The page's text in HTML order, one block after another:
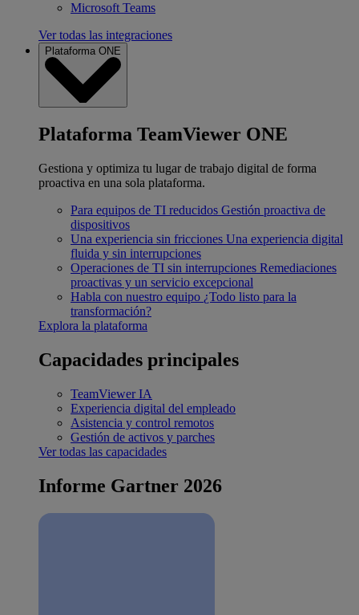
Microsoft Teams
Ver todas las integraciones
Plataforma ONE
Plataforma TeamViewer ONE
Gestiona y optimiza tu lugar de trabajo digital de forma
proactiva en una sola plataforma.
Para equipos de TI reducidos Gestión proactiva de
dispositivos
Una experiencia sin fricciones Una experiencia digital
fluida y sin interrupciones
Operaciones de TI sin interrupciones Remediaciones
proactivas y un servicio excepcional
Habla con nuestro equipo ¿Todo listo para la
transformación?
Explora la plataforma
Capacidades principales
TeamViewer IA
Experiencia digital del empleado
Asistencia y control remotos
Gestión de activos y parches
Ver todas las capacidades
Informe Gartner 2026